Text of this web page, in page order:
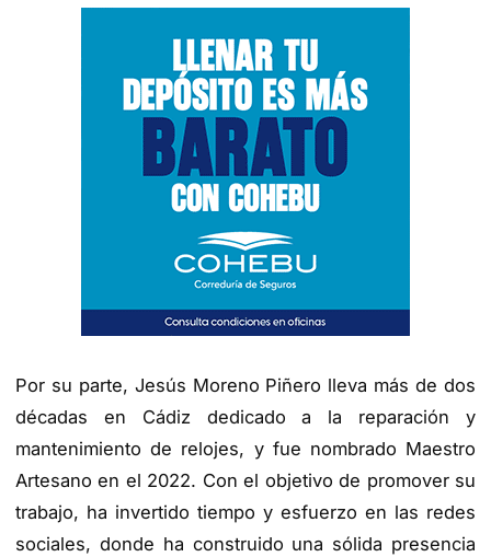
Por su parte, Jesús Moreno Piñero lleva más de dos
décadas en Cádiz dedicado a la reparación y
mantenimiento de relojes, y fue nombrado Maestro
Artesano en el 2022. Con el objetivo de promover su
trabajo, ha invertido tiempo y esfuerzo en las redes
sociales, donde ha construido una sólida presencia